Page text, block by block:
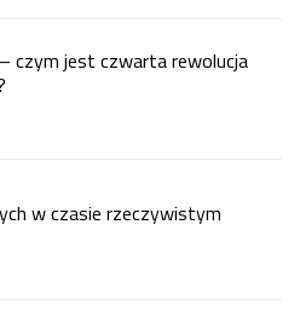
czym jest czwarta rewolucja
w czasie rzeczywistym